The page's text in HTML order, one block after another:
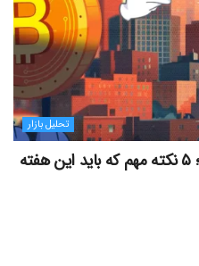
تحلیل بازار
جدال بیت کوین و اقتصاد کلان؛ ۵ نکته مهم که باید این هفته